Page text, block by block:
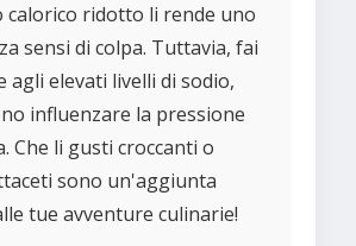
calorico ridotto li rende uno
sensi di colpa. Tuttavia, fai
agli elevati livelli di sodio,
influenzare la pressione
Che li gusti croccanti o
sono un'aggiunta
tue avventure culinarie!